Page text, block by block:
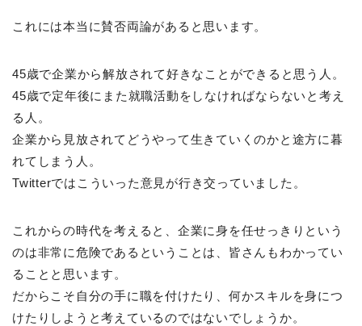
これには本当に賛否両論があると思います。
45歳で企業から解放されて好きなことができると思う人。
45歳で定年後にまた就職活動をしなければならないと考え
る人。
企業から見放されてどうやって生きていくのかと途方に暮
れてしまう人。
Twitterではこういった意見が行き交っていました。
これからの時代を考えると、企業に身を任せっきりという
のは非常に危険であるということは、皆さんもわかってい
ることと思います。
だからこそ自分の手に職を付けたり、何かスキルを身につ
けたりしようと考えているのではないでしょうか。